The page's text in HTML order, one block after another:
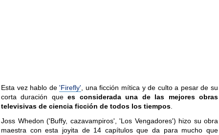
Esta vez hablo de'Firefly' , una ficción mítica y de culto a pesar de su
corta duración quees considerada una de las mejores obras
televisivas de ciencia ficción de todos los tiempos
Joss Whedon ('Buffy, cazavampiros', 'Los Vengadores') hizo su obra
maestra con esta joyita de 14 capítulos que da para mucho que